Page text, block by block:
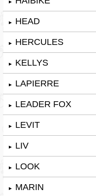
►
► HEAD
► HERCULES
► KELLYS
► LAPIERRE
► LEADER FOX
► LEVIT
► LIV
► LOOK
► MARIN